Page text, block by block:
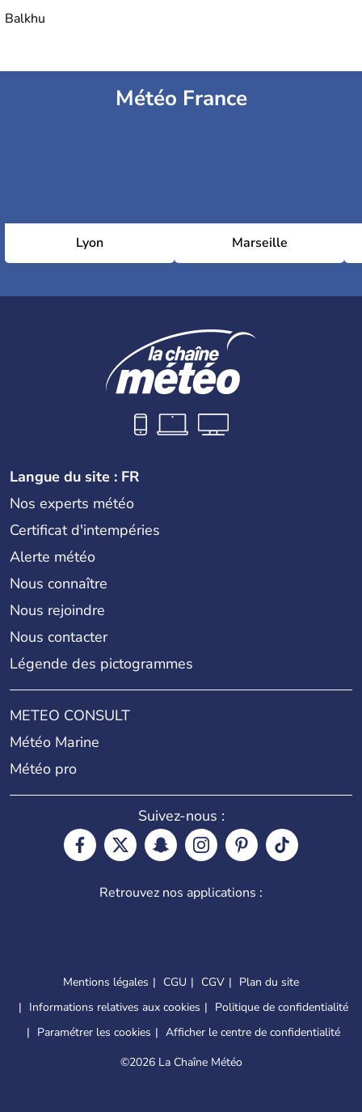
Balkhu
Météo France
Lyon Marseille
Langue du site : FR
Nos experts météo
Certificat d'intempéries
Alerte météo
Nous connaître
Nous rejoindre
Nous contacter
Légende des pictogrammes
METEO CONSULT
Météo Marine
Météo pro
Suivez-nous :
Retrouvez nos applications :
Mentions légales CGU CGV
Plan du site
Informations relatives aux cookies
Politique de confidentialité
Paramétrer les cookies
Afficher le centre de confidentialité
©2026 La Chaîne Météo